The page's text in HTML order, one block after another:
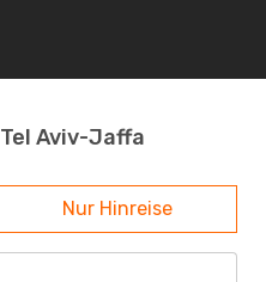
Aviv-Jaffa
Nur Hinreise